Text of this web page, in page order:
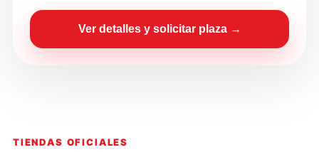
Ver detalles y solicitar plaza →
TIENDAS OFICIALES